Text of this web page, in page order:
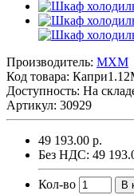
Производитель: MXM
Код товара:
Доступность: На
Артикул: 30929
49 193.00 р.
Без НДС: 49
Кол-во В